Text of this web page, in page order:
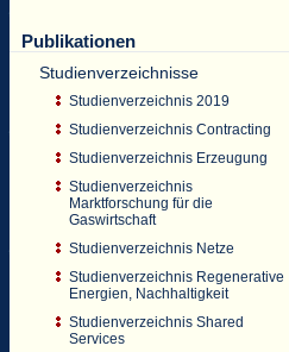
Publikationen
Studienverzeichnisse
Studienverzeichnis 2019
Studienverzeichnis Contracting
Studienverzeichnis Erzeugung
Studienverzeichnis
Marktforschung für die
Gaswirtschaft
Studienverzeichnis Netze
Studienverzeichnis Regenerative
Energien, Nachhaltigkeit
Studienverzeichnis Shared
Services